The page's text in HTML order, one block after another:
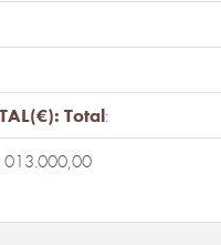
Total:
013.000,00